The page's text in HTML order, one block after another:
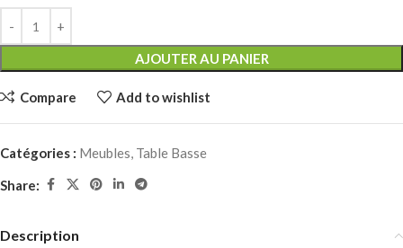
AJOUTER AU PANIER
Compare Add to wishlist
Catégories : Meubles, Table Basse
Share:
Description